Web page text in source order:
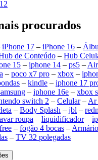
procurados
iPhone 17 – iPhone 16 –
de Conteúdo – Hub
15 – iphone 14 – ps5 –
– poco x7 pro – xbox –
– kindle – iphone 17
– iphone 16e – xbox
switch 2 – Celular– Ar
– Body Splash – jbl –
roupa – liquidificador–
– fogão 4 bocas –
– TV 32 polegadas